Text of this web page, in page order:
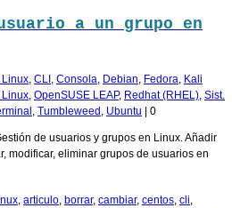
a un grupo en
Linux, CLI , Consola, Debian, Fedora, Kali
Linux, OpenSUSE LEAP, Redhat (RHEL), Sist.
, Tumbleweed , Ubuntu 0
de usuarios y grupos en Linux. Añadir
modificar, eliminar grupos de usuarios en
, articulo, borrar, cambiar, centos, cli,